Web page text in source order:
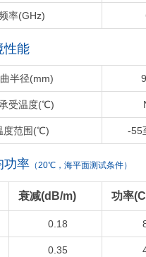
率(GHz)
性能
半径(mm)
受温度(℃)
度范围(℃) -55
功率 （20℃，海平面测试条件）
衰减(dB/m) 功率
0.18
0.35